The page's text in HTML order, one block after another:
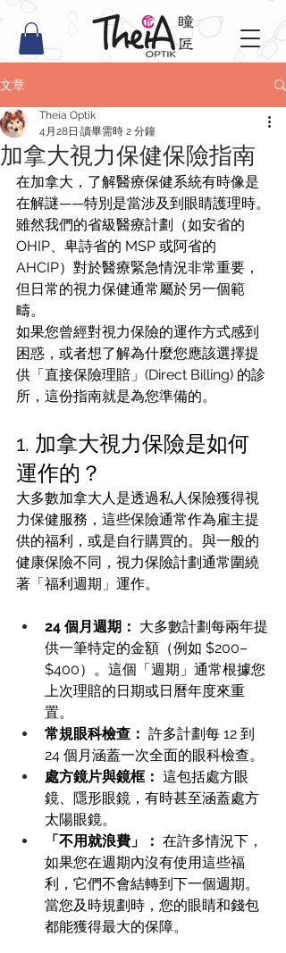
文章
加拿大視力保健保險指南
Theia Optik
4月28日 讀畢需時 2 分鐘
在加拿大，了解醫療保健系統有時像是
在解謎——特別是當涉及到眼睛護理時。
雖然我們的省級醫療計劃（如安省的
OHIP、卑詩省的 MSP 或阿省的
AHCIP）對於醫療緊急情況非常重要，
但日常的視力保健通常屬於另一個範
疇。
如果您曾經對視力保險的運作方式感到
困惑，或者想了解為什麼您應該選擇提
供「直接保險理賠」(Direct Billing) 的診
所，這份指南就是為您準備的。
1. 加拿大視力保險是如何
運作的？
大多數加拿大人是透過私人保險獲得視
力保健服務，這些保險通常作為雇主提
供的福利，或是自行購買的。與一般的
健康保險不同，視力保險計劃通常圍繞
著「福利週期」運作。
24 個月週期： 大多數計劃每兩年提
供一筆特定的金額（例如 $200–
$400）。這個「週期」通常根據您
上次理賠的日期或日曆年度來重
置。
常規眼科檢查： 許多計劃每 12 到
24 個月涵蓋一次全面的眼科檢查。
處方鏡片與鏡框： 這包括處方眼
鏡、隱形眼鏡，有時甚至涵蓋處方
太陽眼鏡。
「不用就浪費」： 在許多情況下，
如果您在週期內沒有使用這些福
利，它們不會結轉到下一個週期。
當您及時規劃時，您的眼睛和錢包
都能獲得最大的保障。